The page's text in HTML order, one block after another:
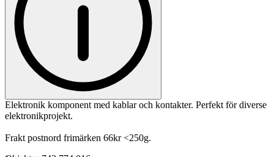
Elektronik komponent med kablar och kontakter. Perfekt för diverse
elektronikprojekt.
Frakt postnord frimärken 66kr <250g.